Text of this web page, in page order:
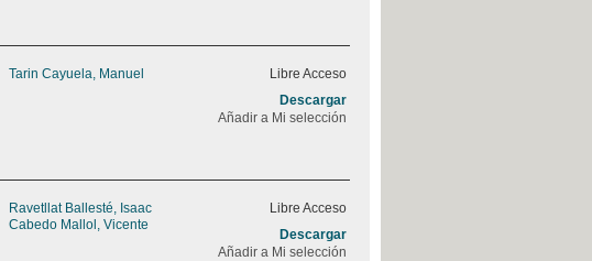
Tarin Cayuela, Manuel
Libre Acceso
Descargar
Añadir a Mi selección
Ravetllat Ballesté, Isaac
Cabedo Mallol, Vicente
Libre Acceso
Descargar
Añadir a Mi selección